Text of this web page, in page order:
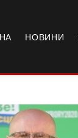
НОВИНИ